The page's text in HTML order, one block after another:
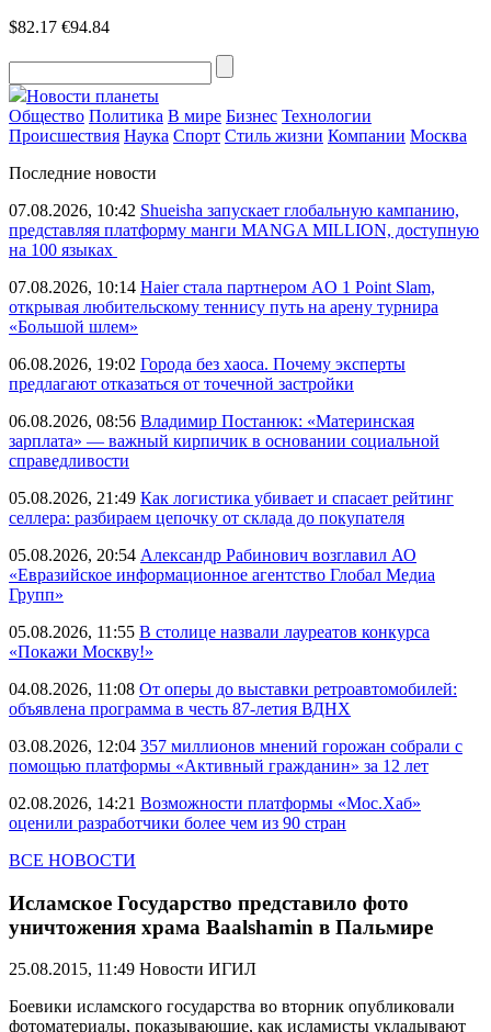
$82.17 €94.84
Новости планеты
Общество Политика В мире Бизнес Технологии
Происшествия Наука Спорт Стиль жизни Компании Москва
Последние новости
07.08.2026, 10:42 Shueisha запускает глобальную кампанию,
представляя платформу манги MANGA MILLION, доступную
на 100 языках
07.08.2026, 10:14 Haier стала партнером AO 1 Point Slam,
открывая любительскому теннису путь на арену турнира
«Большой шлем»
06.08.2026, 19:02 Города без хаоса. Почему эксперты
предлагают отказаться от точечной застройки
06.08.2026, 08:56 Владимир Постанюк: «Материнская
зарплата» — важный кирпичик в основании социальной
справедливости
05.08.2026, 21:49 Как логистика убивает и спасает рейтинг
селлера: разбираем цепочку от склада до покупателя
05.08.2026, 20:54 Александр Рабинович возглавил АО
«Евразийское информационное агентство Глобал Медиа
Групп»
05.08.2026, 11:55 В столице назвали лауреатов конкурса
«Покажи Москву!»
04.08.2026, 11:08 От оперы до выставки ретроавтомобилей:
объявлена программа в честь 87-летия ВДНХ
03.08.2026, 12:04 357 миллионов мнений горожан собрали с
помощью платформы «Активный гражданин» за 12 лет
02.08.2026, 14:21 Возможности платформы «Мос.Хаб»
оценили разработчики более чем из 90 стран
ВСЕ НОВОСТИ
Исламское Государство представило фото
уничтожения храма Baalshamin в Пальмире
25.08.2015, 11:49 Новости ИГИЛ
Боевики исламского государства во вторник опубликовали
фотоматериалы, показывающие, как исламисты укладывают